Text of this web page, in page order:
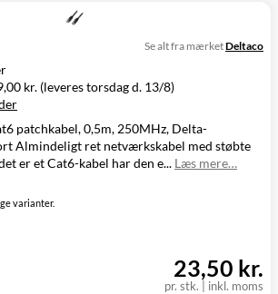
kr. (leveres torsdag d. 13/8)
Leveres
kr.
Torsdag d. 13/8
kr.
Se alt fra mærketDeltaco
patchkabel, 0,5m, 250MHz, Delta-
Almindeligt ret netværkskabel med støbte
er et Cat6-kabel har den e... Læs mere…
varianter.
pr. stk. inkl. moms
23,50 kr.